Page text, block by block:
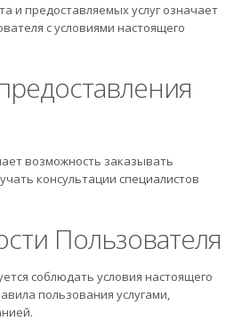
и предоставляемых услуг означает
с условиями настоящего
возможность заказывать
консультации специалистов
Пользователя
соблюдать условия настоящего
пользования услугами,